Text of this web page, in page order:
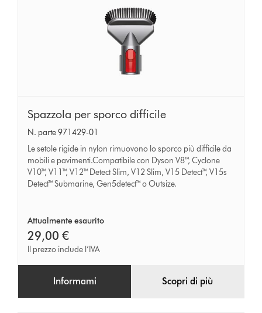
Spazzola
per
sporco
difficile
Spazzola per sporco difficile
N. parte 971429-01
Le setole rigide in nylon rimuovono lo sporco più difficile da
mobili e pavimenti.Compatibile con Dyson V8™, Cyclone
V10™, V11™, V12™ Detect Slim, V12 Slim, V15 Detect™, V15s
Detect™ Submarine, Gen5detect™ o Outsize.
Attualmente esaurito
29,00 €
Il prezzo include l’IVA
Informami Scopri di più